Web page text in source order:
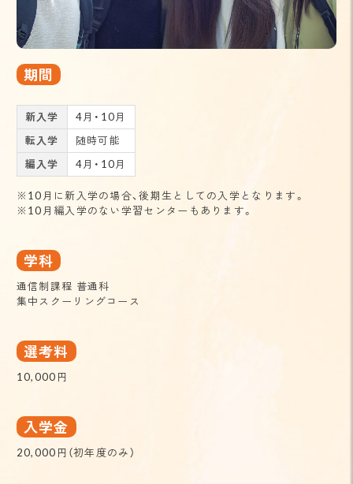
期間
新入学
4月・10月
転入学
随時可能
編入学
4月・10月
※10月に新入学の場合、後期生としての入学となります。
※10月編入学のない学習センターもあります。
学科
通信制課程 普通科
集中スクーリングコース
選考料
10,000円
入学金
20,000円（初年度のみ）